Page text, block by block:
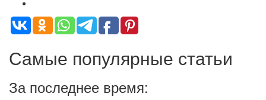
Самые популярные статьи
За последнее время: